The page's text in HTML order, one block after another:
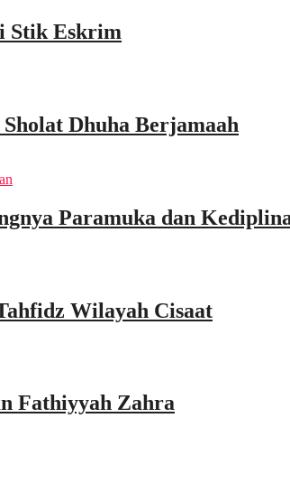
Stik Eskrim
Dhuha Berjamaah
Paramuka dan
Wilayah Cisaat
Fathiyyah Zahra